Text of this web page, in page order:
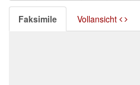
Faksimile Vollansicht